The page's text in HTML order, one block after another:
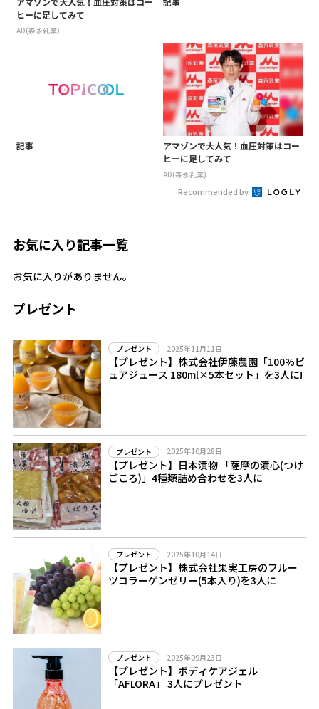
ヒーに足してみて
AD(森永乳業)
記事
アマゾンで大人気！血圧対策はコー
ヒーに足してみて
AD(森永乳業)
Recommended by
お気に入り記事一覧
お気に入りがありません。
プレゼント
プレゼント 2025年11月11日
【プレゼント】株式会社伊藤農園「100%ピ
ュアジュース 180ml×5本セット」を3人に!
プレゼント 2025年10月28日
【プレゼント】日本漬物 「薩摩の漬心(つけ
ごころ)」4種類詰め合わせを3人に
プレゼント 2025年10月14日
【プレゼント】株式会社果実工房のフルー
ツコラーゲンゼリー(5本入り)を3人に
プレゼント 2025年09月23日
【プレゼント】ボディケアジェル
「AFLORA」 3人にプレゼント